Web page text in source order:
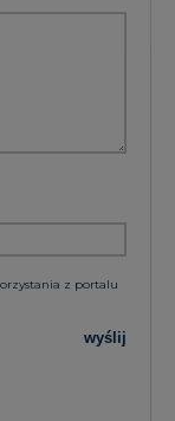
z portalu